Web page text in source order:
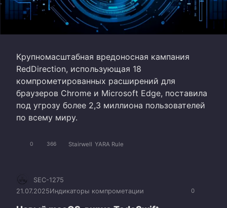
Крупномасштабная вредоносная кампания
RedDirection, использующая 18
компрометированных расширений для
браузеров Chrome и Microsoft Edge, поставила
под угрозу более 2,3 миллиона пользователей
по всему миру.
0 366 Stairwell YARA Rule
0
SEC-1275
21.07.2025Индикаторы компрометации